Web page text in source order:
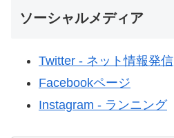
ソーシャルメディア
Twitter - ネット情報発信
Facebookページ
Instagram - ランニング